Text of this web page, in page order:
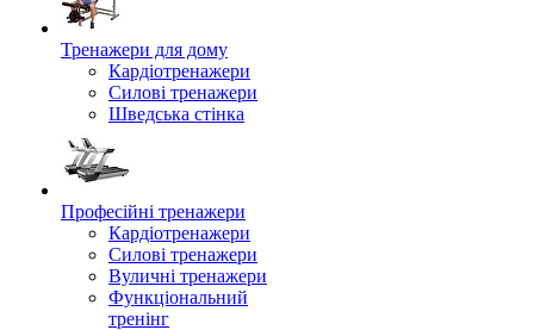
Тренажери для дому
Кардіотренажери
Силові тренажери
Шведська стінка
Професійні тренажери
Кардіотренажери
Силові тренажери
Вуличні тренажери
Функціональний
тренінг